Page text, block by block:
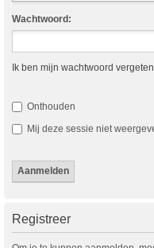
Wachtwoord:
Ik ben mijn wachtwoord vergeten
Onthouden
Mij deze sessie niet
Registreer